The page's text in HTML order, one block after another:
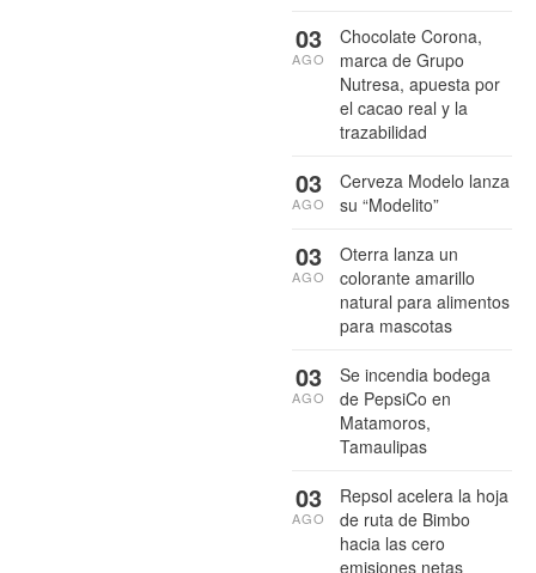
Chocolate Corona,
marca de Grupo
Nutresa, apuesta por
el cacao real y la
trazabilidad
03
AGO
Cerveza Modelo lanza
su “Modelito”
03
AGO
Oterra lanza un
colorante amarillo
natural para alimentos
para mascotas
03
AGO
Se incendia bodega
de PepsiCo en
Matamoros,
Tamaulipas
03
AGO
Repsol acelera la hoja
de ruta de Bimbo
hacia las cero
emisiones netas
03
AGO